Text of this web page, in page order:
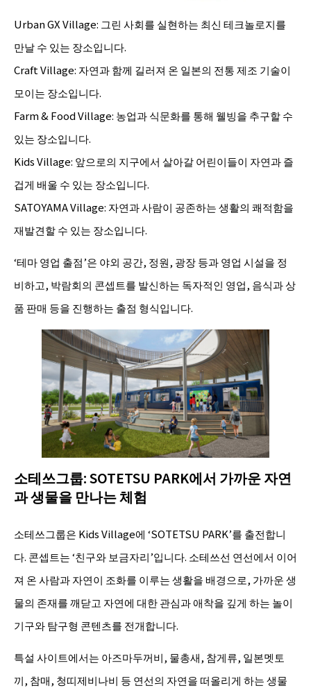
Urban GX Village: 그린 사회를 실현하는 최신 테크놀로지를
만날 수 있는 장소입니다.
Craft Village: 자연과 함께 길러져 온 일본의 전통 제조 기술이
모이는 장소입니다.
Farm & Food Village: 농업과 식문화를 통해 웰빙을 추구할 수
있는 장소입니다.
Kids Village: 앞으로의 지구에서 살아갈 어린이들이 자연과 즐
겁게 배울 수 있는 장소입니다.
SATOYAMA Village: 자연과 사람이 공존하는 생활의 쾌적함을
재발견할 수 있는 장소입니다.
‘테마 영업 출점’은 야외 공간, 정원, 광장 등과 영업 시설을 정
비하고, 박람회의 콘셉트를 발신하는 독자적인 영업, 음식과 상
품 판매 등을 진행하는 출점 형식입니다.
소테쓰그룹: SOTETSU PARK에서 가까운 자연
과 생물을 만나는 체험
소테쓰그룹은 Kids Village에 ‘SOTETSU PARK’를 출전합니
다. 콘셉트는 ‘친구와 보금자리’입니다. 소테쓰선 연선에서 이어
져 온 사람과 자연이 조화를 이루는 생활을 배경으로, 가까운 생
물의 존재를 깨닫고 자연에 대한 관심과 애착을 깊게 하는 놀이
기구와 탐구형 콘텐츠를 전개합니다.
특설 사이트에서는 아즈마두꺼비, 물총새, 참게류, 일본멧토
끼, 참매, 청띠제비나비 등 연선의 자연을 떠올리게 하는 생물